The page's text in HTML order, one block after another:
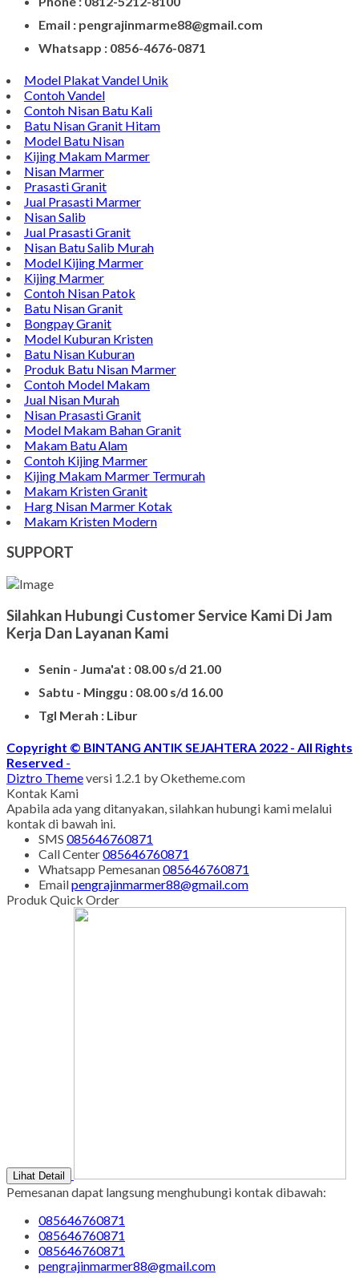
Email : pengrajinmarme88@gmail.com
Whatsapp : 0856-4676-0871
Model Plakat Vandel Unik
Contoh Vandel
Contoh Nisan Batu Kali
Batu Nisan Granit Hitam
Model Batu Nisan
Kijing Makam Marmer
Nisan Marmer
Prasasti Granit
Jual Prasasti Marmer
Nisan Salib
Jual Prasasti Granit
Nisan Batu Salib Murah
Model Kijing Marmer
Kijing Marmer
Contoh Nisan Patok
Batu Nisan Granit
Bongpay Granit
Model Kuburan Kristen
Batu Nisan Kuburan
Produk Batu Nisan Marmer
Contoh Model Makam
Jual Nisan Murah
Nisan Prasasti Granit
Model Makam Bahan Granit
Makam Batu Alam
Contoh Kijing Marmer
Kijing Makam Marmer Termurah
Makam Kristen Granit
Harg Nisan Marmer Kotak
Makam Kristen Modern
SUPPORT
Silahkan Hubungi Customer Service Kami Di Jam
Kerja Dan Layanan Kami
Senin - Juma'at : 08.00 s/d 21.00
Sabtu - Minggu : 08.00 s/d 16.00
Tgl Merah : Libur
Copyright © BINTANG ANTIK SEJAHTERA 2022 - All Rights
Reserved -
Diztro Themeversi 1.2.1 by Oketheme.com
Kontak Kami
Apabila ada yang ditanyakan, silahkan hubungi kami melalui
kontak di bawah ini.
SMS 085646760871
Call Center085646760871
Whatsapp Pemesanan085646760871
Emailpengrajinmarmer88@gmail.com
Produk Quick Order
Lihat Detail
Pemesanan dapat langsung menghubungi kontak dibawah:
085646760871
085646760871
085646760871
pengrajinmarmer88@gmail.com